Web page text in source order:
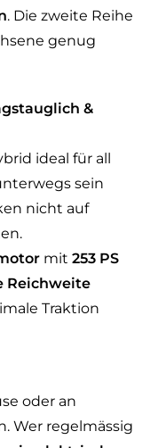
. Die zweite Reihe
genug
&
ideal für all
sein
nicht auf
mit 253 PS
Reichweite
Traktion
oder an
Wer regelmässig